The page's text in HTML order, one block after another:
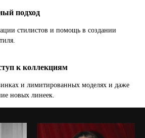
подход
стилистов и помощь в создании
к коллекциям
и лимитированных моделях и даже
новых линеек.